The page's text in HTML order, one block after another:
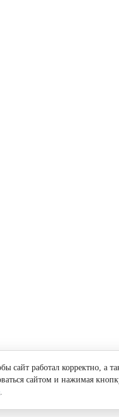
сайт работал корректно, а
сайтом и нажимая
.